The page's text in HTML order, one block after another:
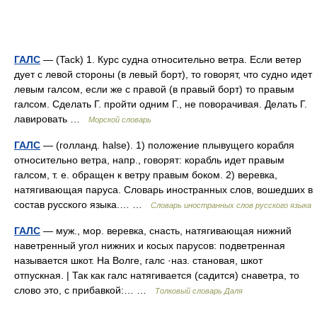
ГАЛС — (Tack) 1. Курс судна относительно ветра. Если ветер
дует с левой стороны (в левый борт), то говорят, что судно идет
левым галсом, если же с правой (в правый борт) то правым
галсом. Сделать Г. пройти одним Г., не поворачивая. Делать Г.
лавировать …
Морской словарь
ГАЛС — (голланд. halse). 1) положение плывущего корабля
относительно ветра, напр., говорят: корабль идет правым
галсом, т. е. обращен к ветру правым боком. 2) веревка,
натягивающая паруса. Словарь иностранных слов, вошедших в
состав русского языка.… …
Словарь иностранных слов русского языка
ГАЛС — муж., мор. веревка, снасть, натягивающая нижний
наветренный угол нижних и косых парусов: подветренная
называется шкот. На Волге, галс ·наз. становая, шкот
отпускная. | Так как галс натягивается (садится) снаветра, то
слово это, с прибавкой:… …
Толковый словарь Даля